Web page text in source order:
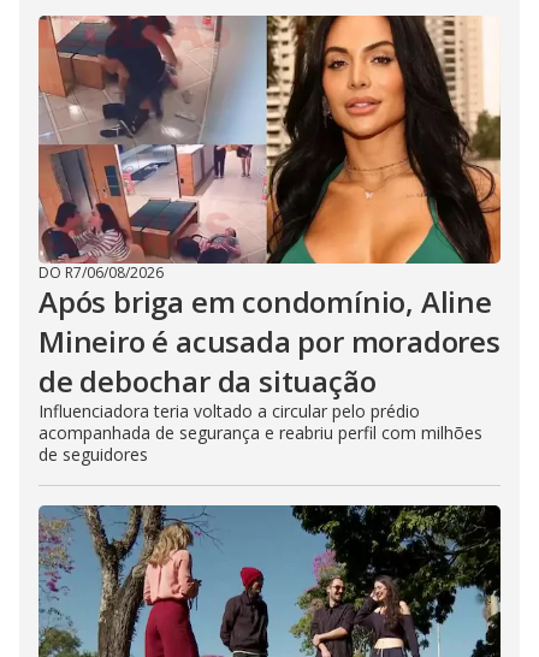
DO R7/06/08/2026
Após briga em condomínio, Aline
Mineiro é acusada por moradores
de debochar da situação
Influenciadora teria voltado a circular pelo prédio
acompanhada de segurança e reabriu perfil com milhões
de seguidores